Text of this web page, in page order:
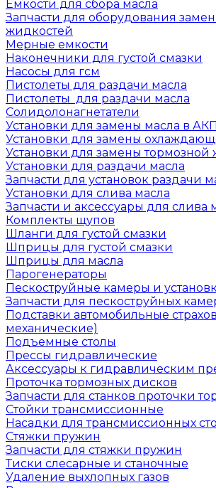
Емкости для сбора масла
Запчасти для оборудования
жидкостей
Мерные емкости
Наконечники для густой смазки
Насосы для гсм
Пистолеты для раздачи масла
Пистолеты для раздачи масла
Солидолонагнетатели
Установки для замены масла в
Установки для замены
Установки для замены тормозной
Установки для раздачи масла
Запчасти для установок раздачи
Установки для слива масла
Запчасти и аксессуары для слива
Комплекты щупов
Шланги для густой смазки
Шприцы для густой смазки
Шприцы для масла
Парогенераторы
Пескоструйные камеры и
Запчасти для пескоструйных
Подставки автомобильные
механические)
Подъемные столы
Прессы гидравлические
Аксессуары к гидравлическим
Проточка тормозных дисков
Запчасти для станков проточки
Стойки трансмиссионные
Насадки для трансмиссионных
Стяжки пружин
Запчасти для стяжки пружин
Тиски слесарные и станочные
Удаление выхлопных газов